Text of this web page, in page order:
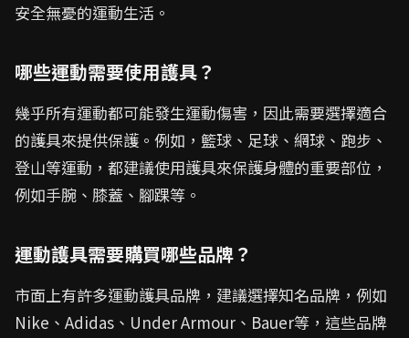
安全無憂的運動生活。
哪些運動需要使用護具？
幾乎所有運動都可能發生運動傷害，因此需要選擇適合
的護具來提供保護。例如，籃球、足球、網球、跑步、
登山等運動，都建議使用護具來保護身體的重要部位，
例如手腕、膝蓋、腳踝等。
運動護具需要購買哪些品牌？
市面上有許多運動護具品牌，建議選擇知名品牌，例如
Nike、Adidas、Under Armour、Bauer等，這些品牌